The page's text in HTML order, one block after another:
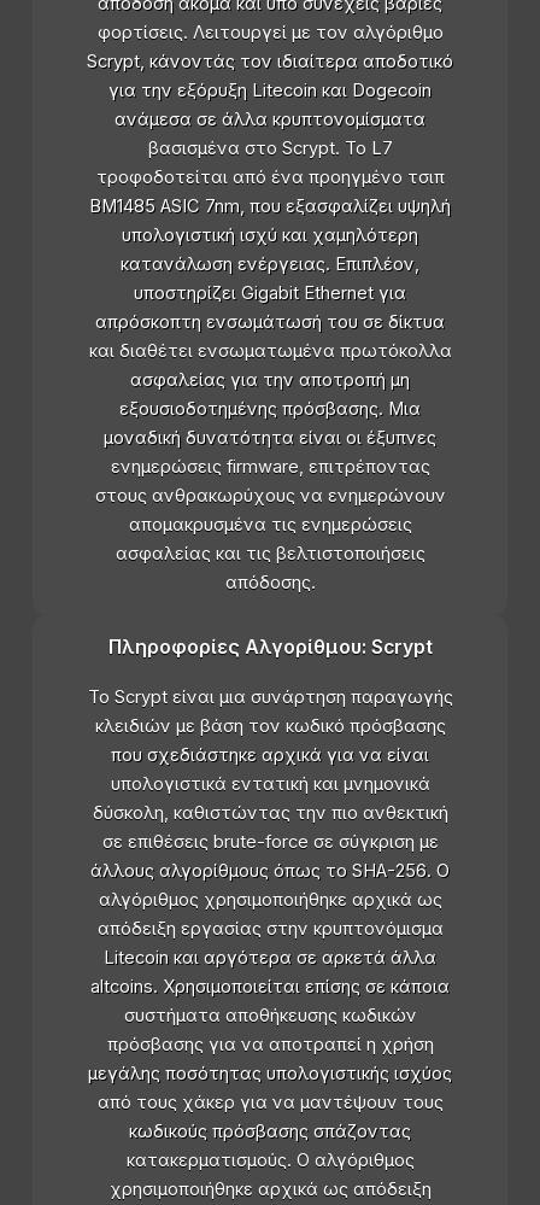
φορτίσεις. Λειτουργεί με τον αλγόριθμο
Scrypt, κάνοντάς τον ιδιαίτερα αποδοτικό
για την εξόρυξη Litecoin και Dogecoin
ανάμεσα σε άλλα κρυπτονομίσματα
βασισμένα στο Scrypt. Το L7
τροφοδοτείται από ένα προηγμένο τσιπ
BM1485 ASIC 7nm, που εξασφαλίζει υψηλή
υπολογιστική ισχύ και χαμηλότερη
κατανάλωση ενέργειας. Επιπλέον,
υποστηρίζει Gigabit Ethernet για
απρόσκοπτη ενσωμάτωσή του σε δίκτυα
και διαθέτει ενσωματωμένα πρωτόκολλα
ασφαλείας για την αποτροπή μη
εξουσιοδοτημένης πρόσβασης. Μια
μοναδική δυνατότητα είναι οι έξυπνες
ενημερώσεις firmware, επιτρέποντας
στους ανθρακωρύχους να ενημερώνουν
απομακρυσμένα τις ενημερώσεις
ασφαλείας και τις βελτιστοποιήσεις
απόδοσης.
Πληροφορίες Αλγορίθμου: Scrypt
Το Scrypt είναι μια συνάρτηση παραγωγής
κλειδιών με βάση τον κωδικό πρόσβασης
που σχεδιάστηκε αρχικά για να είναι
υπολογιστικά εντατική και μνημονικά
δύσκολη, καθιστώντας την πιο ανθεκτική
σε επιθέσεις brute-force σε σύγκριση με
άλλους αλγορίθμους όπως το SHA-256. Ο
αλγόριθμος χρησιμοποιήθηκε αρχικά ως
απόδειξη εργασίας στην κρυπτονόμισμα
Litecoin και αργότερα σε αρκετά άλλα
altcoins. Χρησιμοποιείται επίσης σε κάποια
συστήματα αποθήκευσης κωδικών
πρόσβασης για να αποτραπεί η χρήση
μεγάλης ποσότητας υπολογιστικής ισχύος
από τους χάκερ για να μαντέψουν τους
κωδικούς πρόσβασης σπάζοντας
κατακερματισμούς. Ο αλγόριθμος
χρησιμοποιήθηκε αρχικά ως απόδειξη